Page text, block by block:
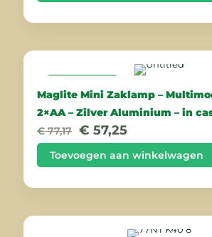
€ 41,53.€ 29,84.
Maglite Mini Zaklamp –
2×AA – Zilver Aluminium – in
€77,17 Oorspronkelijke
prijs
was:
€ 77,17.
€ 57,25Huidige
prijs
is:
€ 57,25.
Toevoegen aan winkelwagen